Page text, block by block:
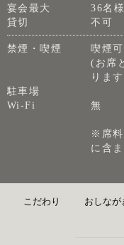
宴会最大
36名様
貸切
不可
禁煙・喫煙
喫煙
(お席
りま
駐車場
Wi-Fi
無
※席料
に含
こだわり おしなが